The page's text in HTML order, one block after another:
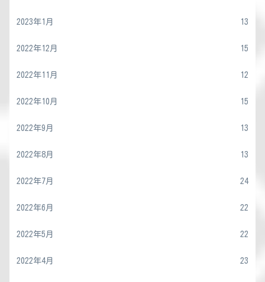
2023年1月 13
2022年12月 15
2022年11月 12
2022年10月 15
2022年9月 13
2022年8月 13
2022年7月 24
2022年6月 22
2022年5月 22
2022年4月 23